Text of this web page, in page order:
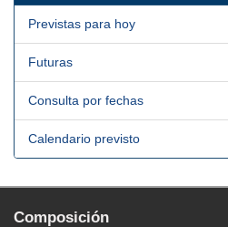
Previstas para hoy
Futuras
Consulta por fechas
Calendario previsto
Composición